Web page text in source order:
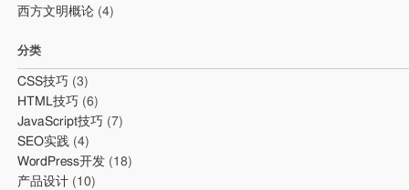
西方文明概论 (4)
分类
CSS技巧 (3)
HTML技巧 (6)
JavaScript技巧 (7)
SEO实践 (4)
WordPress开发 (18)
产品设计 (10)